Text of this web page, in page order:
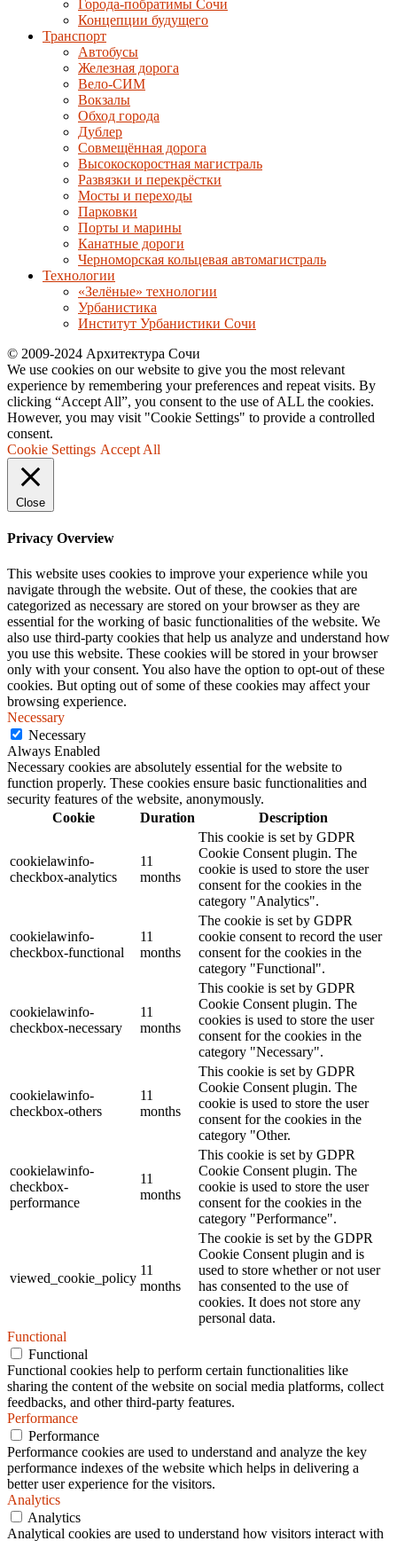
Города-побратимы Сочи
Концепции будущего
Транспорт
Автобусы
Железная дорога
Вело-СИМ
Вокзалы
Обход города
Дублер
Совмещённая дорога
Высокоскоростная магистраль
Развязки и перекрёстки
Мосты и переходы
Парковки
Порты и марины
Канатные дороги
Черноморская кольцевая автомагистраль
Технологии
«Зелёные» технологии
Урбанистика
Институт Урбанистики Сочи
© 2009-2024 Архитектура Сочи
We use cookies on our website to give you the most relevant
experience by remembering your preferences and repeat visits. By
clicking “Accept All”, you consent to the use of ALL the cookies.
However, you may visit "Cookie Settings" to provide a controlled
consent.
Cookie Settings Accept All
Close
Privacy Overview
This website uses cookies to improve your experience while you
navigate through the website. Out of these, the cookies that are
categorized as necessary are stored on your browser as they are
essential for the working of basic functionalities of the website. We
also use third-party cookies that help us analyze and understand how
you use this website. These cookies will be stored in your browser
only with your consent. You also have the option to opt-out of these
cookies. But opting out of some of these cookies may affect your
browsing experience.
Necessary
Necessary
Always Enabled
Necessary cookies are absolutely essential for the website to
function properly. These cookies ensure basic functionalities and
security features of the website, anonymously.
Cookie
Duration Description
cookielawinfo-
checkbox-analytics
11
months
This cookie is set by GDPR
Cookie Consent plugin. The
cookie is used to store the user
consent for the cookies in the
category "Analytics".
cookielawinfo-
checkbox-functional
11
months
The cookie is set by GDPR
cookie consent to record the user
consent for the cookies in the
category "Functional".
cookielawinfo-
checkbox-necessary
11
months
This cookie is set by GDPR
Cookie Consent plugin. The
cookies is used to store the user
consent for the cookies in the
category "Necessary".
cookielawinfo-
checkbox-others
11
months
This cookie is set by GDPR
Cookie Consent plugin. The
cookie is used to store the user
consent for the cookies in the
category "Other.
cookielawinfo-
checkbox-
performance
11
months
This cookie is set by GDPR
Cookie Consent plugin. The
cookie is used to store the user
consent for the cookies in the
category "Performance".
viewed_cookie_policy
11
months
The cookie is set by the GDPR
Cookie Consent plugin and is
used to store whether or not user
has consented to the use of
cookies. It does not store any
personal data.
Functional
Functional
Functional cookies help to perform certain functionalities like
sharing the content of the website on social media platforms, collect
feedbacks, and other third-party features.
Performance
Performance
Performance cookies are used to understand and analyze the key
performance indexes of the website which helps in delivering a
better user experience for the visitors.
Analytics
Analytics
Analytical cookies are used to understand how visitors interact with